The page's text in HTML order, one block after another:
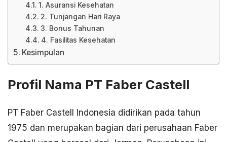
1. Asuransi Kesehatan
2. Tunjangan Hari Raya
3. Bonus Tahunan
4. Fasilitas Kesehatan
Kesimpulan
Profil Nama PT Faber Castell
PT Faber Castell Indonesia didirikan pada tahun
1975 dan merupakan bagian dari perusahaan Faber